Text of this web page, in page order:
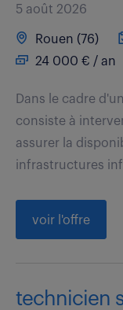
5 août 2026
Rouen (76)
24 000 € / an
Dans le cadre
consiste à
assurer la
infrastructures
voir l'offre
technicien